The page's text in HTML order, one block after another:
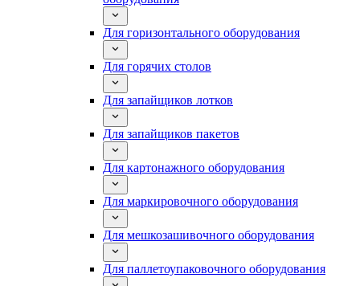
Для горизонтального оборудования
Для горячих столов
Для запайщиков лотков
Для запайщиков пакетов
Для картонажного оборудования
Для маркировочного оборудования
Для мешкозашивочного оборудования
Для паллетоупаковочного оборудования